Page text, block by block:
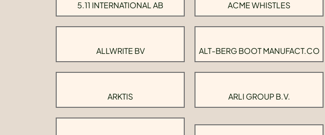
5.11 INTERNATIONAL AB ACME WHISTLES
ALLWRITE BV ALT-BERG BOOT MANUFACT.CO
ARKTIS ARLI GROUP B.V.